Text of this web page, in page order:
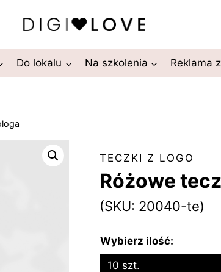
Do lokalu Na szkolenia Reklama
TECZKI Z LOGO
Różowe
(SKU: 20040-te)
Wybierz ilość:
10 szt.